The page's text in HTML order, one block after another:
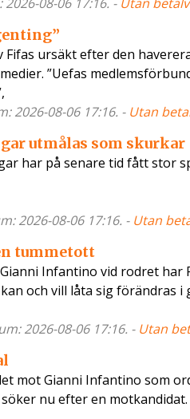
ursäkt efter den
”Uefas
2026-08-06 17:16. - Utan
utmålas som skurkar
har på senare tid fått stor
2026-08-06 17:16. - Utan
tummetott
Infantino vid rodret
och vill låta sig förändras i
2026-08-06 17:16. - Utan
mot Gianni Infantino som
nu efter en